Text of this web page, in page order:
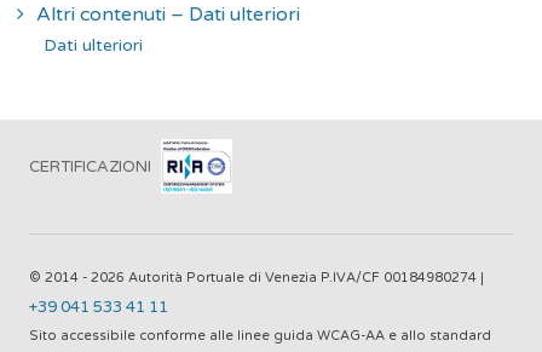
Altri contenuti – Dati ulteriori
Dati ulteriori
CERTIFICAZIONI
© 2014 - 2026 Autorità Portuale di Venezia P.IVA/CF 00184980274 |
+39 041 533 41 11
Sito accessibile conforme alle linee guida WCAG-AA e allo standard